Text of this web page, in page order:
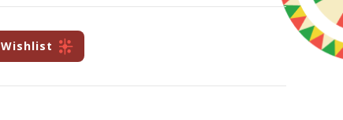
Wishlist